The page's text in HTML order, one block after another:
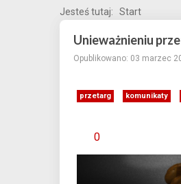
Jesteś tutaj: Start
Unieważnieniu
Opublikowano: 03 marzec
przetarg komunikaty
0